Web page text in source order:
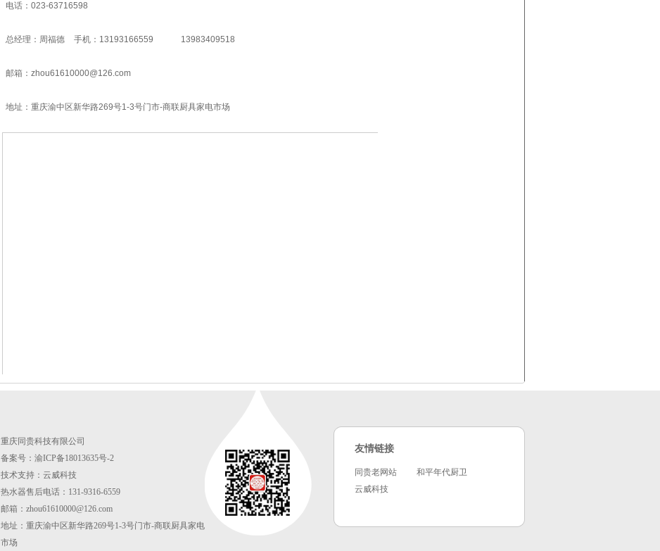
电话：023-63716598
总经理：周福德 手机：13193166559 13983409518
邮箱：zhou61610000@126.com
地址：重庆渝中区新华路269号1-3号门市-商联厨具家电市场
重庆同贵科技有限公司
备案号：渝ICP备18013635号-2
技术支持： 云威科技
热水器售后电话：131-9316-6559
邮箱：zhou61610000@126.com
地址：重庆渝中区新华路269号1-3号门市-商联厨具家电
市场
友情链接
同贵老网站
和平年代厨卫
云威科技